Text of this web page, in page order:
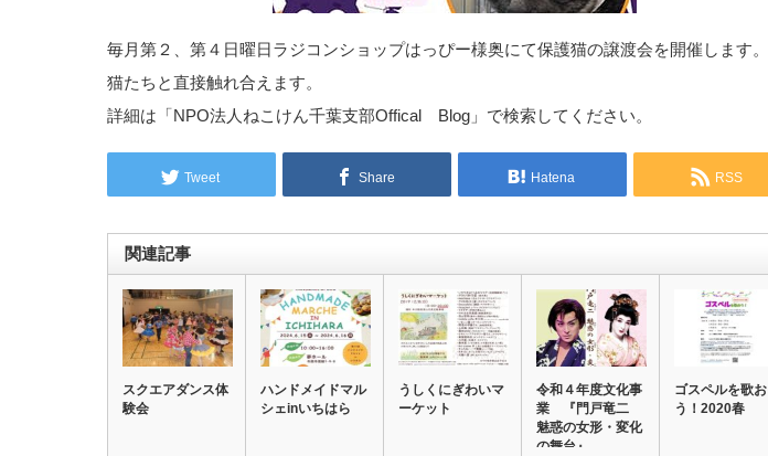
毎月第２、第４日曜日ラジコンショップはっぴー様奥にて保護猫の譲渡会を開催します。
猫たちと直接触れ合えます。
詳細は「NPO法人ねこけん千葉支部Offical Blog」で検索してください。
Tweet Share Hatena RSS
関連記事
スクエアダンス体
験会
ハンドメイドマル
シェinいちはら
うしくにぎわいマ
ーケット
令和４年度文化事
業 『門戸竜二
魅惑の女形・変化
の舞台』
ゴスペルを歌お
う！2020春